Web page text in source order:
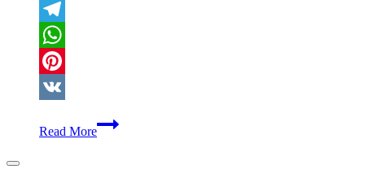
X
Telegram
WhatsApp
Pinterest
Read More
Poškodená
veža